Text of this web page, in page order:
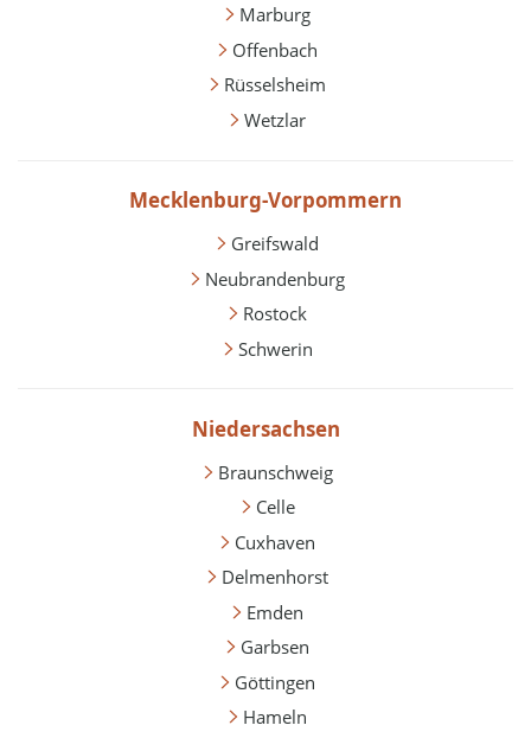
Marburg
Offenbach
Rüsselsheim
Wetzlar
Mecklenburg-Vorpommern
Greifswald
Neubrandenburg
Rostock
Schwerin
Niedersachsen
Braunschweig
Celle
Cuxhaven
Delmenhorst
Emden
Garbsen
Göttingen
Hameln